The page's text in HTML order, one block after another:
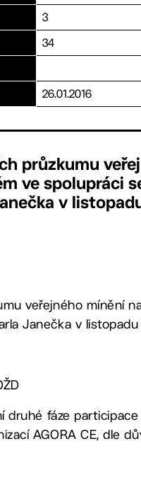
3
34
26.01.2016
průzkumu
ve spolupráci
v
veřejného mínění
Janečka v listopadu
druhé fáze
AGORA CE, dle